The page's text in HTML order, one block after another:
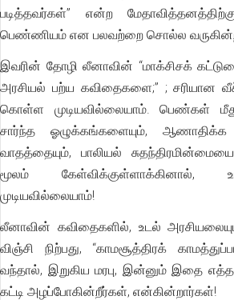
படித்தவர்கள்” என்ற
பெண்ணியம் என பலவற்றை சொல்ல
இவரின் தோழி லீனாவின் “மாக்சிசக்
அரசியல் பற்ய கவிதைகளை;” ; சரியான
கொள்ள முடியவில்லையாம். பெண்கள்
சார்ந்த ஓழுக்கங்களையும், ஆணாதிக்க
வாதத்தையும், பாலியல்
மூலம் கேள்விக்குள்ளாக்கினால்,
முடியவில்லையாம்!
லீனாவின் கவிதைகளில், உடல்
விஞ்சி நிற்பது, “காமசூத்திரக்
வந்தால், இறுகிய மரபு, இன்னும் இதை
கட்டி அழப்போகின்றீர்கள், என்கின்றார்கள்!